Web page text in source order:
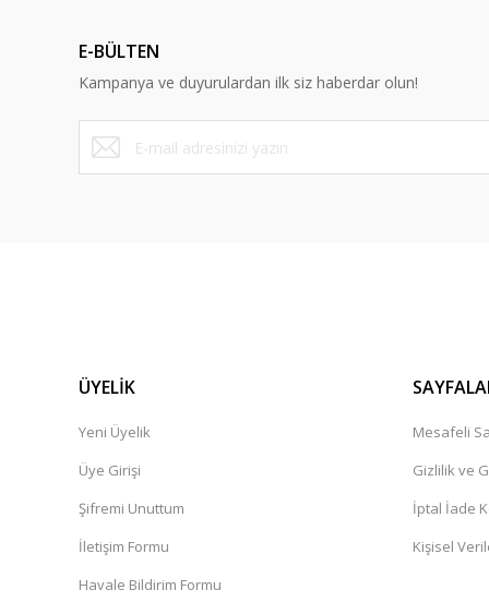
Ürün bilgilerinde hatalar bulunuyor.
Ürün fiyatı diğer sitelerden daha pahalı.
Bu ürüne benzer farklı alternatifler olmalı.
E-BÜLTEN
Kampanya ve duyurulardan ilk siz haberdar olun!
ÜYELİK
Yeni Üyelik
Üye Girişi
Şifremi Unuttum
İletişim Formu
Havale Bildirim Formu
Mesafeli
Gizlilik ve
İptal İade
Kişisel